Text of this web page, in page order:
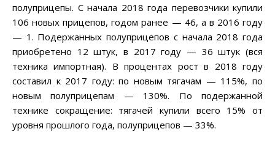
полуприцепы. С начала 2018 года перевозчики купили
106 новых прицепов, годом ранее — 46, а в 2016 году
— 1. Подержанных полуприцепов с начала 2018 года
приобретено 12 штук, в 2017 году — 36 штук (вся
техника импортная). В процентах рост в 2018 году
составил к 2017 году: по новым тягачам — 115%, по
новым полуприцепам — 130%. По подержанной
технике сокращение: тягачей купили всего 15% от
уровня прошлого года, полуприцепов — 33%.